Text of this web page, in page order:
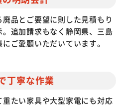
廃品とご要望に則した見積もり
。追加請求もなく静岡県、三島
ご愛顧いただいています。
丁寧な作業
重たい家具や大型家電にも対応